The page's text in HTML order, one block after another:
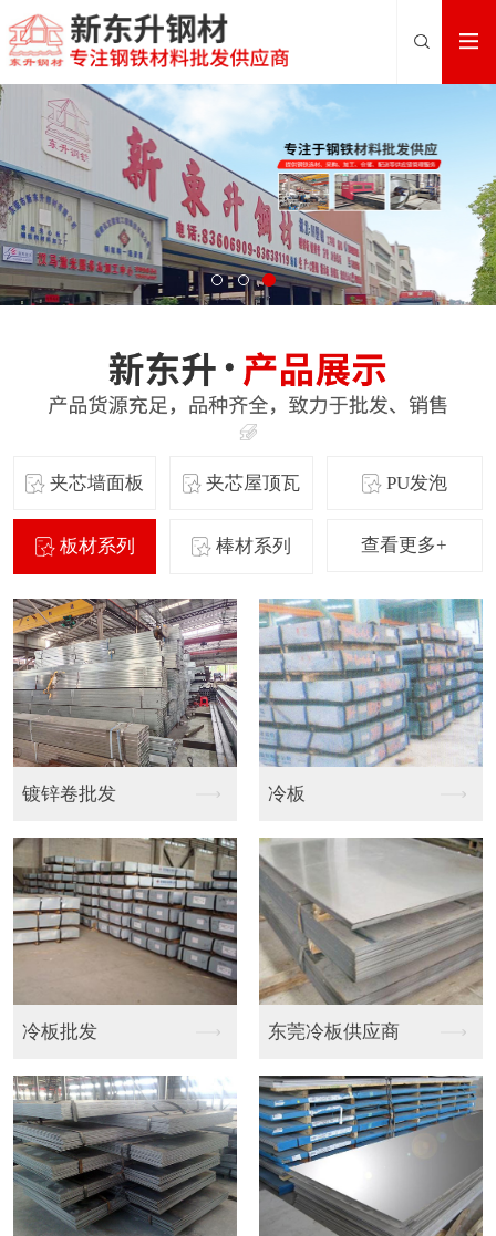
夹芯墙面板 夹芯屋顶瓦 PU发泡
板材系列 棒材系列 查看更多+
镀锌卷批发 冷板
冷板批发 东莞冷板供应商